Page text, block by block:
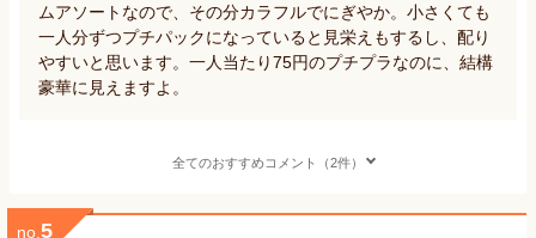
ムアソートなので、その分カラフルでにぎやか。小さくても
一人分ずつプチパックになっていると見栄えもするし、配り
やすいと思います。一人当たり75円のプチプラなのに、結構
豪華に見えますよ。
全てのおすすめコメント（2件）
no. 5